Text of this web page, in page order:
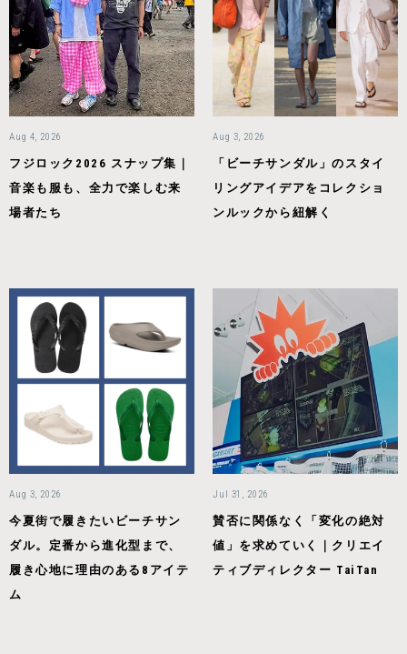
Aug 4, 2026
フジロック2026 スナップ集｜
音楽も服も、全力で楽しむ来
場者たち
Aug 3, 2026
「ビーチサンダル」のスタイ
リングアイデアをコレクショ
ンルックから紐解く
Aug 3, 2026
今夏街で履きたいビーチサン
ダル。定番から進化型まで、
履き心地に理由のある8アイテ
ム
Jul 31, 2026
賛否に関係なく「変化の絶対
値」を求めていく｜クリエイ
ティブディレクター TaiTan